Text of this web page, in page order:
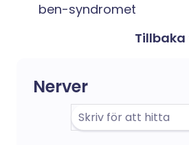
ben-syndromet
Nerver